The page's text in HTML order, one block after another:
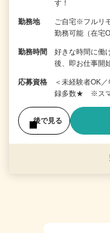
す！
勤務地
ご自宅※フルリ
勤務可能（在宅
勤務時間
好きな時間に働
後、即お仕事
応募資格
＜未経験者OK
録多数★ ※スマ
後で見る